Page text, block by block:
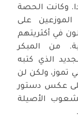
المعتدل ٢٥ مقعدا. وكانت الحصة
على
يمثلون في أكثريتهم
من المبكر
الذي كتبه
تموز، ولكن لن
على عكس دستور
الأصيلة